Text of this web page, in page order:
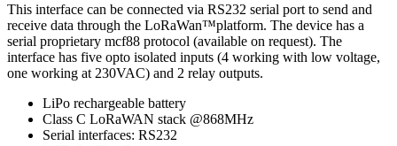
This interface can be connected via RS232 serial port to send and
receive data through the LoRaWan™platform. The device has a
serial proprietary mcf88 protocol (available on request). The
interface has five opto isolated inputs (4 working with low voltage,
one working at 230VAC) and 2 relay outputs.
LiPo rechargeable battery
Class C LoRaWAN stack @868MHz
Serial interfaces: RS232